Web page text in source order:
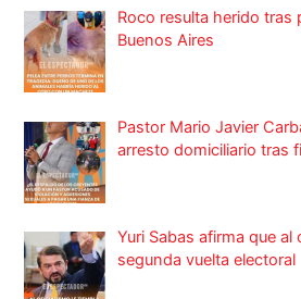
Roco resulta herido tras
Buenos Aires
Pastor Mario Javier
arresto domiciliario tras
Yuri Sabas afirma que al
segunda vuelta electoral